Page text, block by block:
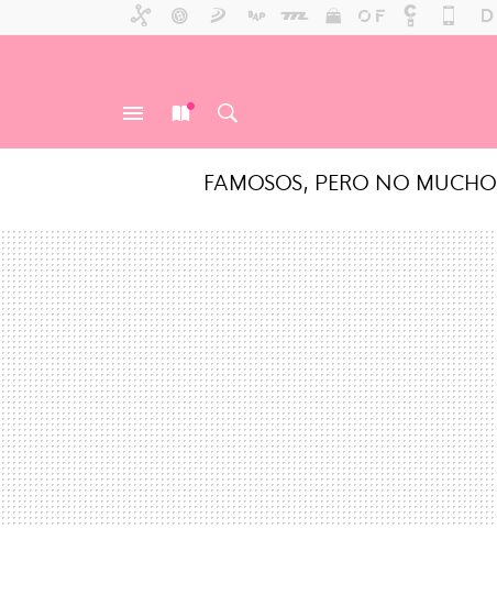
FAMOSOS, PERO NO MUCHO